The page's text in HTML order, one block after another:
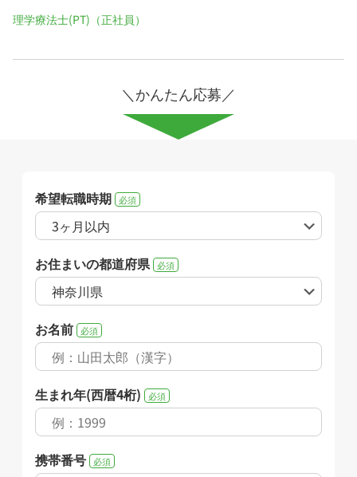
理学療法士(PT)（正社員）
＼かんたん応募／
希望転職時期 必須
お住まいの都道府県 必須
お名前 必須
生まれ年(西暦4桁) 必須
携帯番号 必須